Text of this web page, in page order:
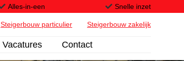
Alles-in-een Snelle inzet
Steigerbouw particulier Steigerbouw zakelijk
Vacatures Contact